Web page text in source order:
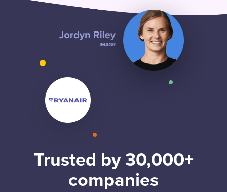
Trusted by 30,000+
companies